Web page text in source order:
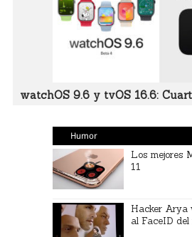
watchOS 9.6 y tvOS 16.6:
Humor
Los mejores
11
Hacker Arya
al FaceID del